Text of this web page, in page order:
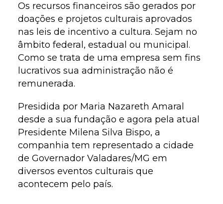
Os recursos financeiros são gerados por
doações e projetos culturais aprovados
nas leis de incentivo a cultura. Sejam no
âmbito federal, estadual ou municipal.
Como se trata de uma empresa sem fins
lucrativos sua administração não é
remunerada.
Presidida por Maria Nazareth Amaral
desde a sua fundação e agora pela atual
Presidente Milena Silva Bispo, a
companhia tem representado a cidade
de Governador Valadares/MG em
diversos eventos culturais que
acontecem pelo país.